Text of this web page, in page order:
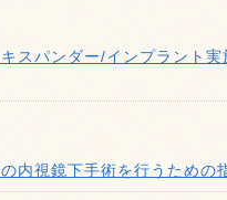
スパンダー/インプラント実
内視鏡下手術を行うための